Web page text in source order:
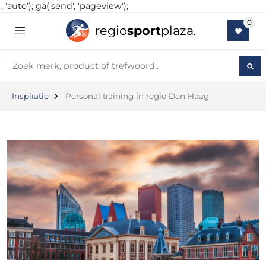
', 'auto'); ga('send', 'pageview');
regiosportplaza.
Inspiratie Personal training in regio Den Haag